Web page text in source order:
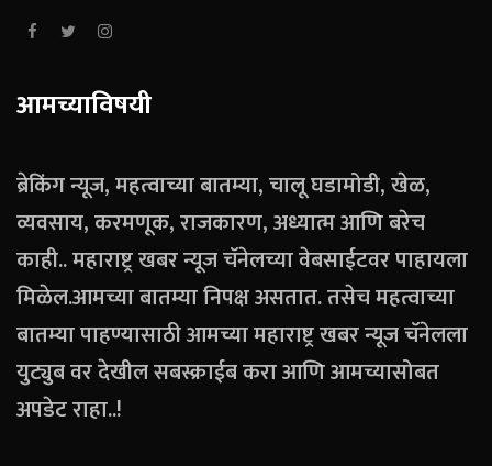
आमच्याविषयी
ब्रेकिंग न्यूज, महत्वाच्या बातम्या, चालू घडामोडी, खेळ,
व्यवसाय, करमणूक, राजकारण, अध्यात्म आणि बरेच
काही.. महाराष्ट्र खबर न्यूज चॅनेलच्या वेबसाईटवर पाहायला
मिळेल.आमच्या बातम्या निपक्ष असतात. तसेच महत्वाच्या
बातम्या पाहण्यासाठी आमच्या महाराष्ट्र खबर न्यूज चॅनेलला
युट्युब वर देखील सबस्क्राईब करा आणि आमच्यासोबत
अपडेट राहा..!